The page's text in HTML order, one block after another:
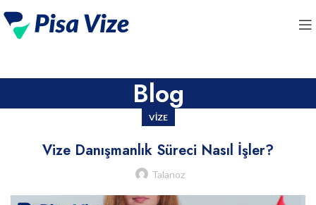
Blog
VIZE
Vize Danışmanlık Süreci Nasıl İşler?
Talanoz